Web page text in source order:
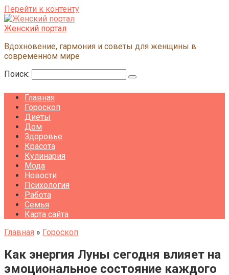
Перейти к контенту
Женский портал
Вдохновение, гармония и советы для женщины в
современном мире
Поиск:
Главная
Гороскоп
Диеты
Дом
Здоровье
Красота
Кулинария
Мода
Новости
Психология
Работа
Семья
Карта сайта
Главная » Гороскоп
Как энергия Луны сегодня влияет на
эмоциональное состояние каждого